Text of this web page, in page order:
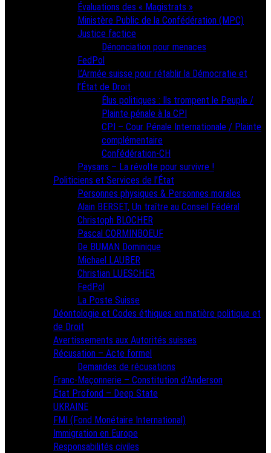
Évaluations des « Magistrats »
Ministère Public de la Confédération (MPC)
Justice factice
Dénonciation pour menaces
FedPol
L’Armée suisse pour rétablir la Démocratie et
l’État de Droit
Élus politiques : Ils trompent le Peuple /
Plainte pénale à la CPI
CPI – Cour Pénale Internationale / Plainte
complémentaire
Confédération-CH
Paysans – La révolte pour survivre !
Politiciens et Services de l’État
Personnes physiques & Personnes morales
Alain BERSET, Un traître au Conseil Fédéral
Christoph BLOCHER
Pascal CORMINBOEUF
De BUMAN Dominique
Michael LAUBER
Christian LUESCHER
FedPol
La Poste Suisse
Déontologie et Codes éthiques en matière politique et
de Droit
Avertissements aux Autorités suisses
Récusation – Acte formel
Demandes de récusations
Franc-Maçonnerie – Constitution d’Anderson
Etat Profond – Deep State
UKRAINE
FMI (Fond Monétaire International)
Immigration en Europe
Responsabilités civiles